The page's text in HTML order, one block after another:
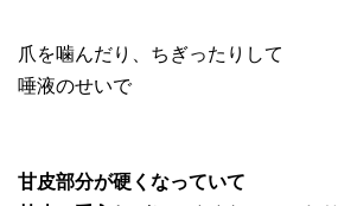
爪を噛んだり、ちぎったりして
唾液のせいで
甘皮部分が硬くなっていて